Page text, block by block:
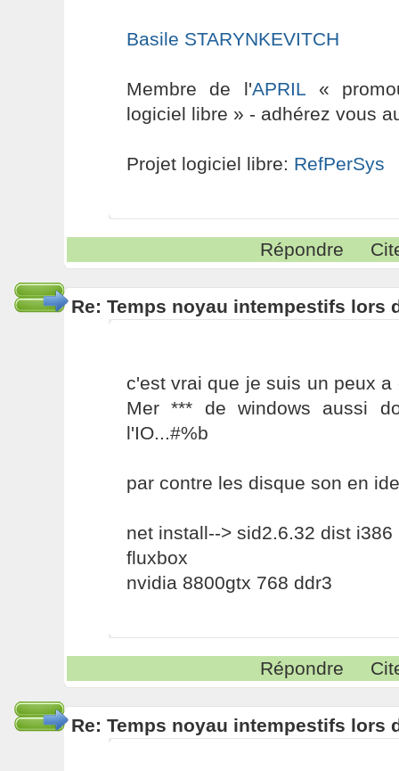
Basile STARYNKEVITCH
Membre de l'APRIL «
logiciel libre » - adhérez vous
Projet logiciel libre: RefPerSys
Répondre
Re: Temps noyau intempestifs lors
c'est vrai que je suis un peux
Mer *** de windows aussi
l'IO...#%b
par contre les disque son en
net install--> sid2.6.32 dist i386
fluxbox
nvidia 8800gtx 768 ddr3
Répondre
Re: Temps noyau intempestifs lors